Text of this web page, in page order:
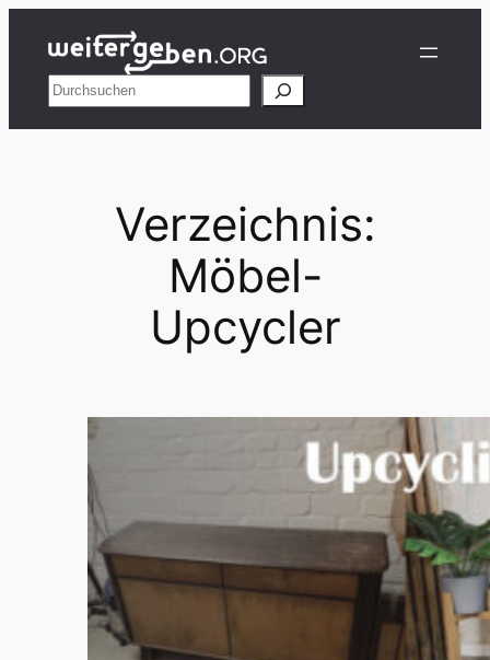
Inhalt
springenSuchen
Verzeichnis:
Möbel-
Upcycler